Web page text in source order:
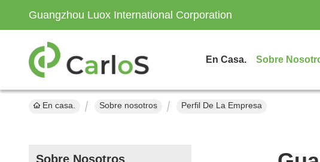
Guangzhou Luox International Corporation
En Casa. Sobre
En casa. Sobre nosotros Perfil De La Empresa
Sobre Nosotros